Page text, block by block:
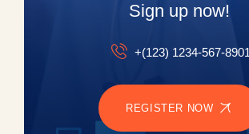
Sign up now!
+(123) 1234-567-8901
REGISTER NOW